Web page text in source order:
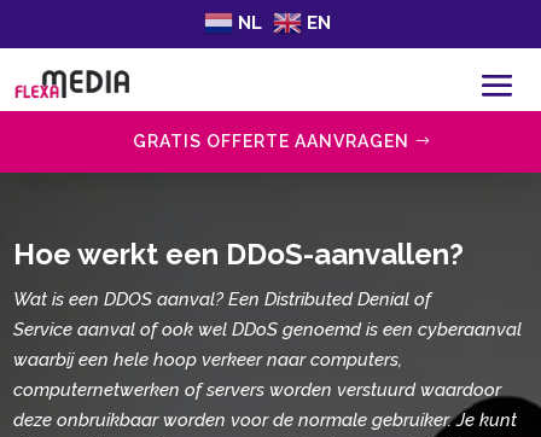
NL EN
GRATIS OFFERTE AANVRAGEN
Hoe werkt een DDoS-aanvallen?
Wat is een DDOS aanval? Een Distributed Denial of
Service aanval of ook wel DDoS genoemd is een cyberaanval
waarbij een hele hoop verkeer naar computers,
computernetwerken of servers worden verstuurd waardoor
deze onbruikbaar worden voor de normale gebruiker. Je kunt